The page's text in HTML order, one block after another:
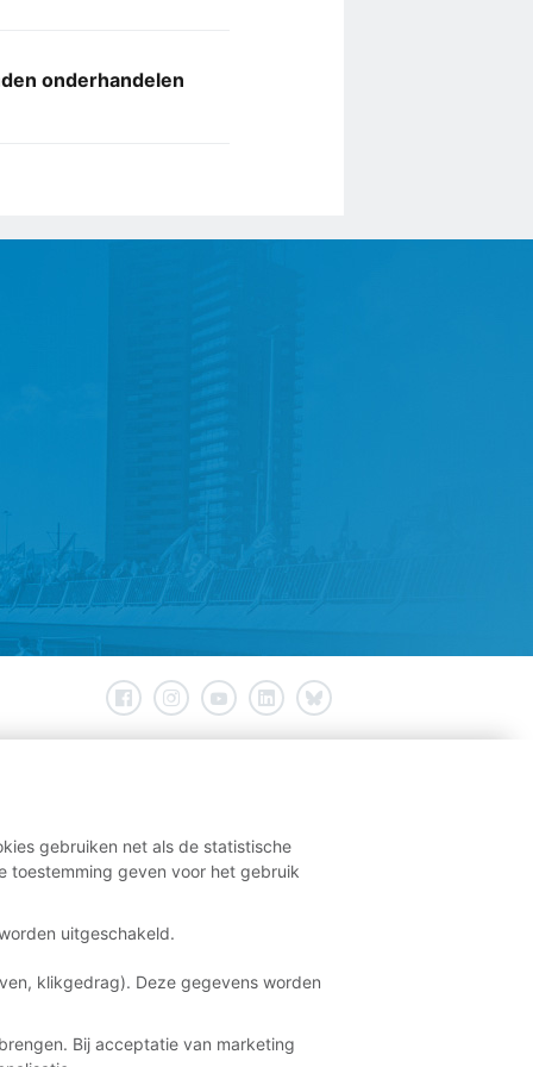
onderhandelen
gebruiken net als de statistische
toestemming geven voor het gebruik
uitgeschakeld.
klikgedrag). Deze gegevens worden
Bij acceptatie van marketing